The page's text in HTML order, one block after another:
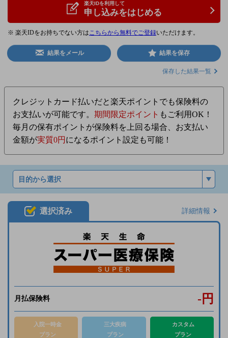
楽天IDを利用して
申し込みをはじめる
※ 楽天IDをお持ちでない方はこちらから無料でご登録いただけます。
結果をメール 結果を保存
保存した結果一覧
クレジットカード払いだと楽天ポイントでも保険料の
お支払いが可能です。 期間限定ポイント もご利用OK！
毎月の保有ポイントが保険料を上回る場合、お支払い
金額が実質0円 になるポイント設定も可能！
選択済み 詳細情報
月払保険料 - 円
入院一時金
プラン
三大疾病
プラン
カスタム
プラン